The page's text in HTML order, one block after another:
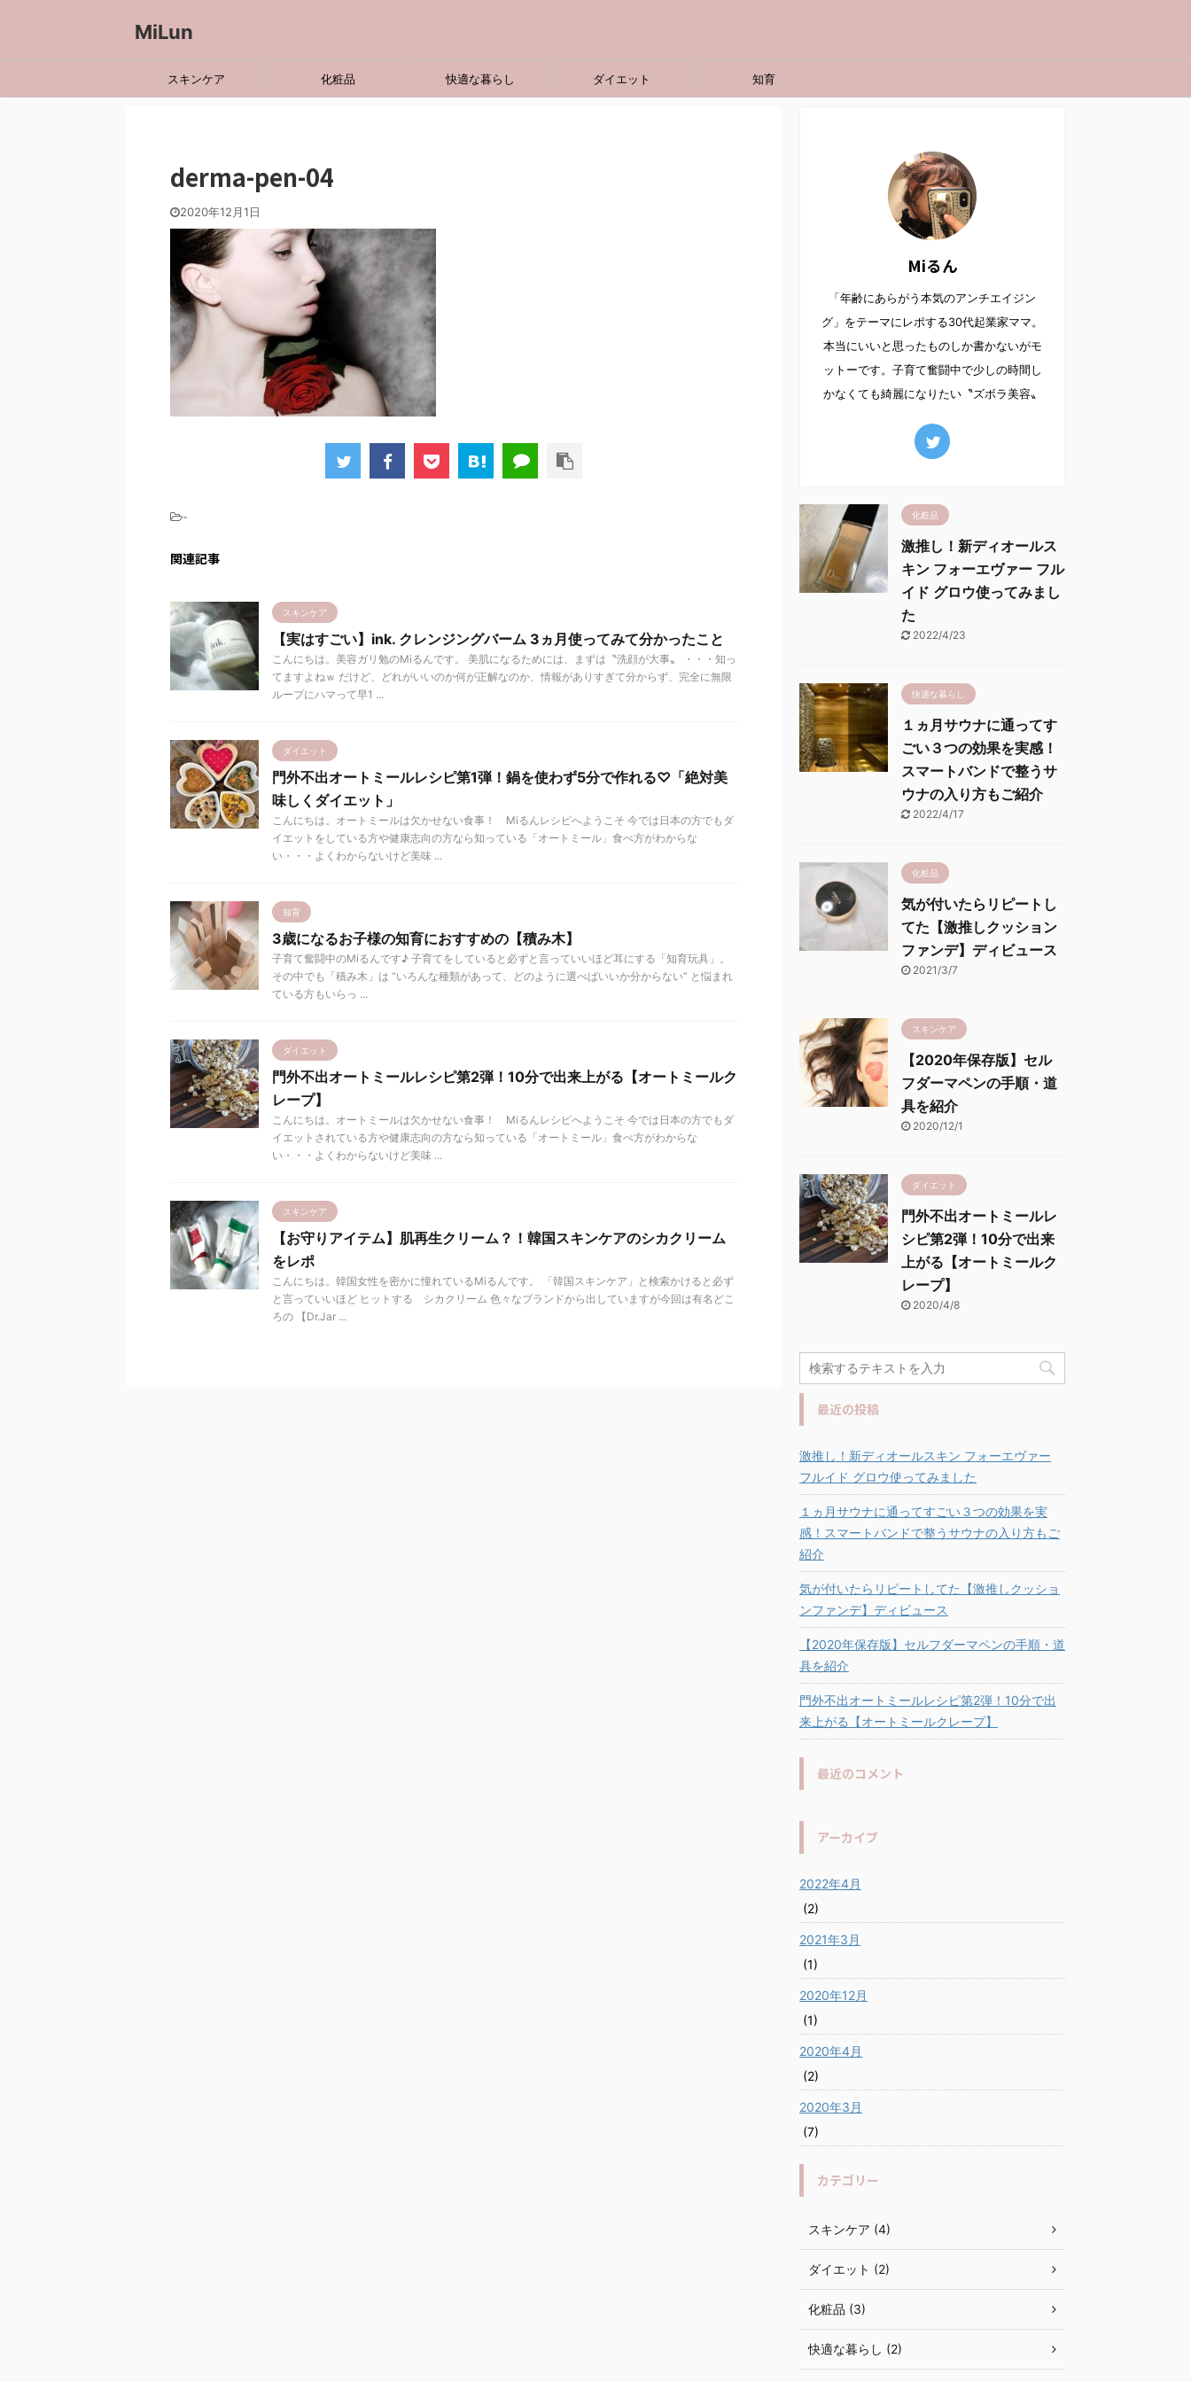
MiLun
スキンケア 化粧品 快適な暮らし ダイエット 知育
derma-pen-04
2020年12月1日
-
関連記事
スキンケア
【実はすごい】ink. クレンジングバーム 3ヵ月使ってみて分かったこと
こんにちは。美容ガリ勉のMiるんです。 美肌になるためには、まずは〝洗顔が大事〟 ・・・知っ
てますよねｗ だけど、どれがいいのか何が正解なのか、情報がありすぎて分からず、完全に無限
ループにハマって早1 ...
ダイエット
門外不出オートミールレシピ第1弾！鍋を使わず5分で作れる♡「絶対美
味しくダイエット」
こんにちは。オートミールは欠かせない食事！ Miるんレシピへようこそ 今では日本の方でもダ
イエットをしている方や健康志向の方なら知っている「オートミール」食べ方がわからな
い・・・よくわからないけど美味 ...
知育
3歳になるお子様の知育におすすめの【積み木】
子育て奮闘中のMiるんです♪ 子育てをしていると必ずと言っていいほど耳にする「知育玩具」。
その中でも「積み木」は “いろんな種類があって、どのように選べばいいか分からない” と悩まれ
ている方もいらっ ...
ダイエット
門外不出オートミールレシピ第2弾！10分で出来上がる【オートミールク
レープ】
こんにちは。オートミールは欠かせない食事！ Miるんレシピへようこそ 今では日本の方でもダ
イエットされている方や健康志向の方なら知っている「オートミール」食べ方がわからな
い・・・よくわからないけど美味 ...
スキンケア
【お守りアイテム】肌再生クリーム？！韓国スキンケアのシカクリーム
をレポ
こんにちは。韓国女性を密かに憧れているMiるんです。 「韓国スキンケア」と検索かけると必ず
と言っていいほど ヒットする シカクリーム 色々なブランドから出していますが今回は有名どこ
ろの 【Dr.Jar ...
Miるん
「年齢にあらがう本気のアンチエイジン
グ」をテーマにレポする30代起業家ママ。
本当にいいと思ったものしか書かないがモ
ットーです。子育て奮闘中で少しの時間し
かなくても綺麗になりたい〝ズボラ美容〟
化粧品
激推し！新ディオールス
キン フォーエヴァー フル
イド グロウ使ってみまし
た
2022/4/23
快適な暮らし
１ヵ月サウナに通ってす
ごい３つの効果を実感！
スマートバンドで整うサ
ウナの入り方もご紹介
2022/4/17
化粧品
気が付いたらリピートし
てた【激推しクッション
ファンデ】ディビュース
2021/3/7
スキンケア
【2020年保存版】セル
フダーマペンの手順・道
具を紹介
2020/12/1
ダイエット
門外不出オートミールレ
シピ第2弾！10分で出来
上がる【オートミールク
レープ】
2020/4/8
最近の投稿
激推し！新ディオールスキン フォーエヴァー
フルイド グロウ使ってみました
１ヵ月サウナに通ってすごい３つの効果を実
感！スマートバンドで整うサウナの入り方もご
紹介
気が付いたらリピートしてた【激推しクッショ
ンファンデ】ディビュース
【2020年保存版】セルフダーマペンの手順・道
具を紹介
門外不出オートミールレシピ第2弾！10分で出
来上がる【オートミールクレープ】
最近のコメント
アーカイブ
2022年4月
(2)
2021年3月
(1)
2020年12月
(1)
2020年4月
(2)
2020年3月
(7)
カテゴリー
スキンケア (4)
ダイエット (2)
化粧品 (3)
快適な暮らし (2)